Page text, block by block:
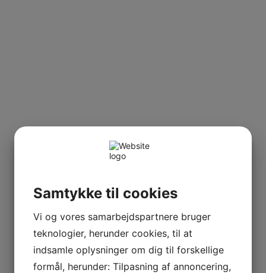
Samtykke til cookies
Vi og vores samarbejdspartnere bruger
teknologier, herunder cookies, til at
indsamle oplysninger om dig til forskellige
formål, herunder: Tilpasning af annoncering,